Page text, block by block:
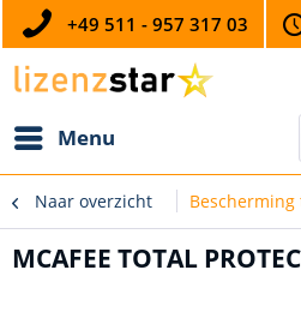
+49 511 - 957 317 03
Menu
Naar overzicht Bescherming
MCAFEE TOTAL